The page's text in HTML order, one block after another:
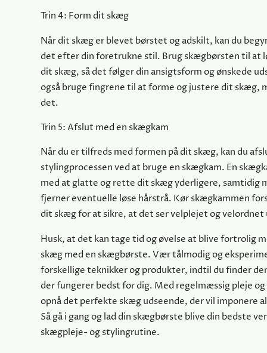
Trin 4: Form dit skæg
Når dit skæg er blevet børstet og adskilt, kan du
det efter din foretrukne stil. Brug skægbørsten til at
dit skæg, så det følger din ansigtsform og ønskede
også bruge fingrene til at forme og justere dit skæg,
det.
Trin 5: Afslut med en skægkam
Når du er tilfreds med formen på dit skæg, kan du
stylingprocessen ved at bruge en skægkam. En
med at glatte og rette dit skæg yderligere, samtidig
fjerner eventuelle løse hårstrå. Kør skægkammen
dit skæg for at sikre, at det ser velplejet og velordnet
Husk, at det kan tage tid og øvelse at blive fortrolig
skæg med en skægbørste. Vær tålmodig og
forskellige teknikker og produkter, indtil du finder
der fungerer bedst for dig. Med regelmæssig pleje og
opnå det perfekte skæg udseende, der vil imponere
Så gå i gang og lad din skægbørste blive din bedste
skægpleje- og stylingrutine.